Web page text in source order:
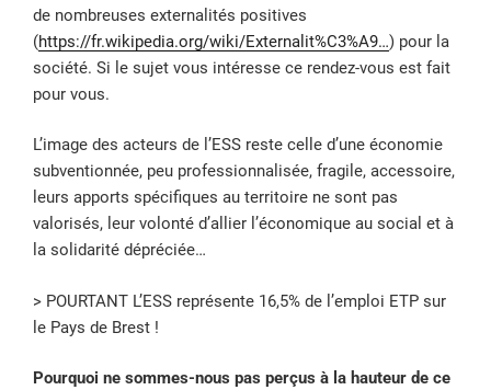
de nombreuses externalités positives
(https://fr.wikipedia.org/wiki/Externalit%C3%A9…) pour la
société. Si le sujet vous intéresse ce rendez-vous est fait
pour vous.
L’image des acteurs de l’ESS reste celle d’une économie
subventionnée, peu professionnalisée, fragile, accessoire,
leurs apports spécifiques au territoire ne sont pas
valorisés, leur volonté d’allier l’économique au social et à
la solidarité dépréciée…
> POURTANT L’ESS représente 16,5% de l’emploi ETP sur
le Pays de Brest !
Pourquoi ne sommes-nous pas perçus à la hauteur de ce